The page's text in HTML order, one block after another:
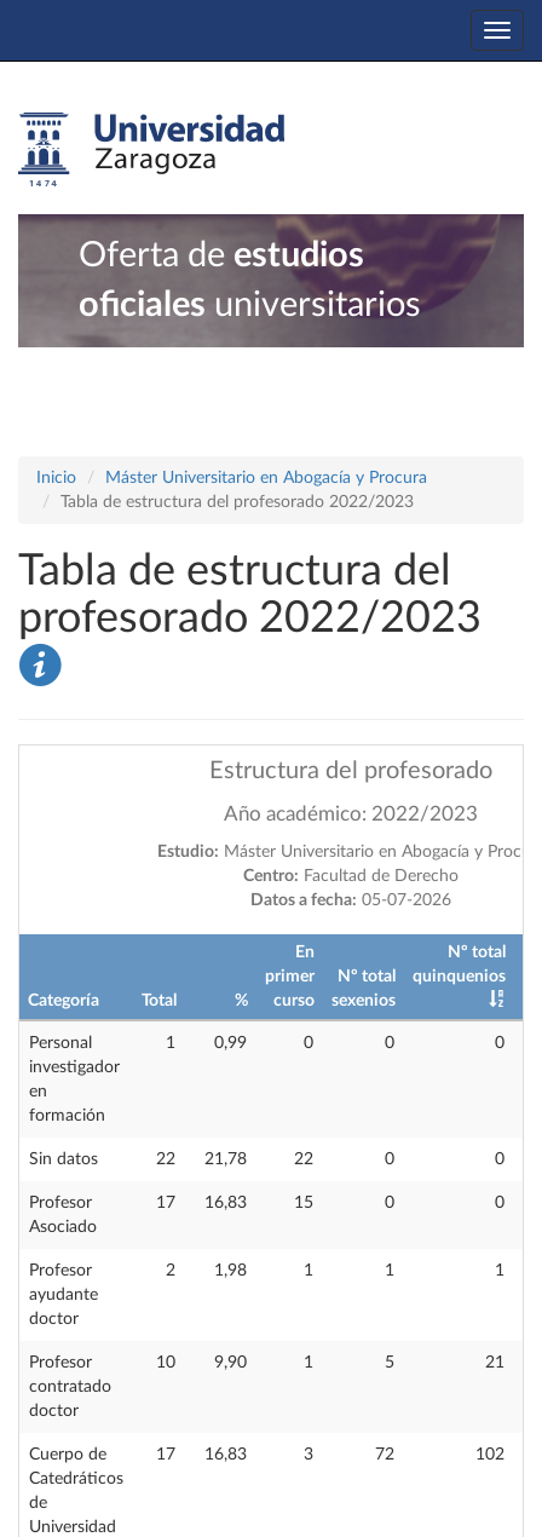
Oferta de estudios
oficiales universitarios
Inicio
Máster Universitario en Abogacía y Procura
Tabla de estructura del profesorado 2022/2023
Tabla de estructura del
profesorado 2022/2023
Estructura del profesorado
Año académico: 2022/2023
Estudio: Máster Universitario en Abogacía y
Centro: Facultad de Derecho
Datos a fecha: 05-07-2026
Categoría Total %
En
primer
curso
Nº total
sexenios
Nº total
quinquenios
Personal
investigador
en
formación
1 0,99 0 0 0
Sin datos 22 21,78 22 0 0
Profesor
Asociado
17 16,83 15 0 0
Profesor
ayudante
doctor
2 1,98 1 1 1
Profesor
contratado
doctor
10 9,90 1 5 21
Cuerpo de
Catedráticos
de
Universidad
17 16,83 3 72 102